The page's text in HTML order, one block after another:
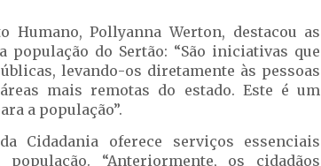
Humano, Pollyanna Werton, destacou as
do Sertão: “São iniciativas que
levando-os diretamente às pessoas
mais remotas do estado. Este é um
a população”.
Cidadania oferece serviços essenciais
“Anteriormente, os cidadãos